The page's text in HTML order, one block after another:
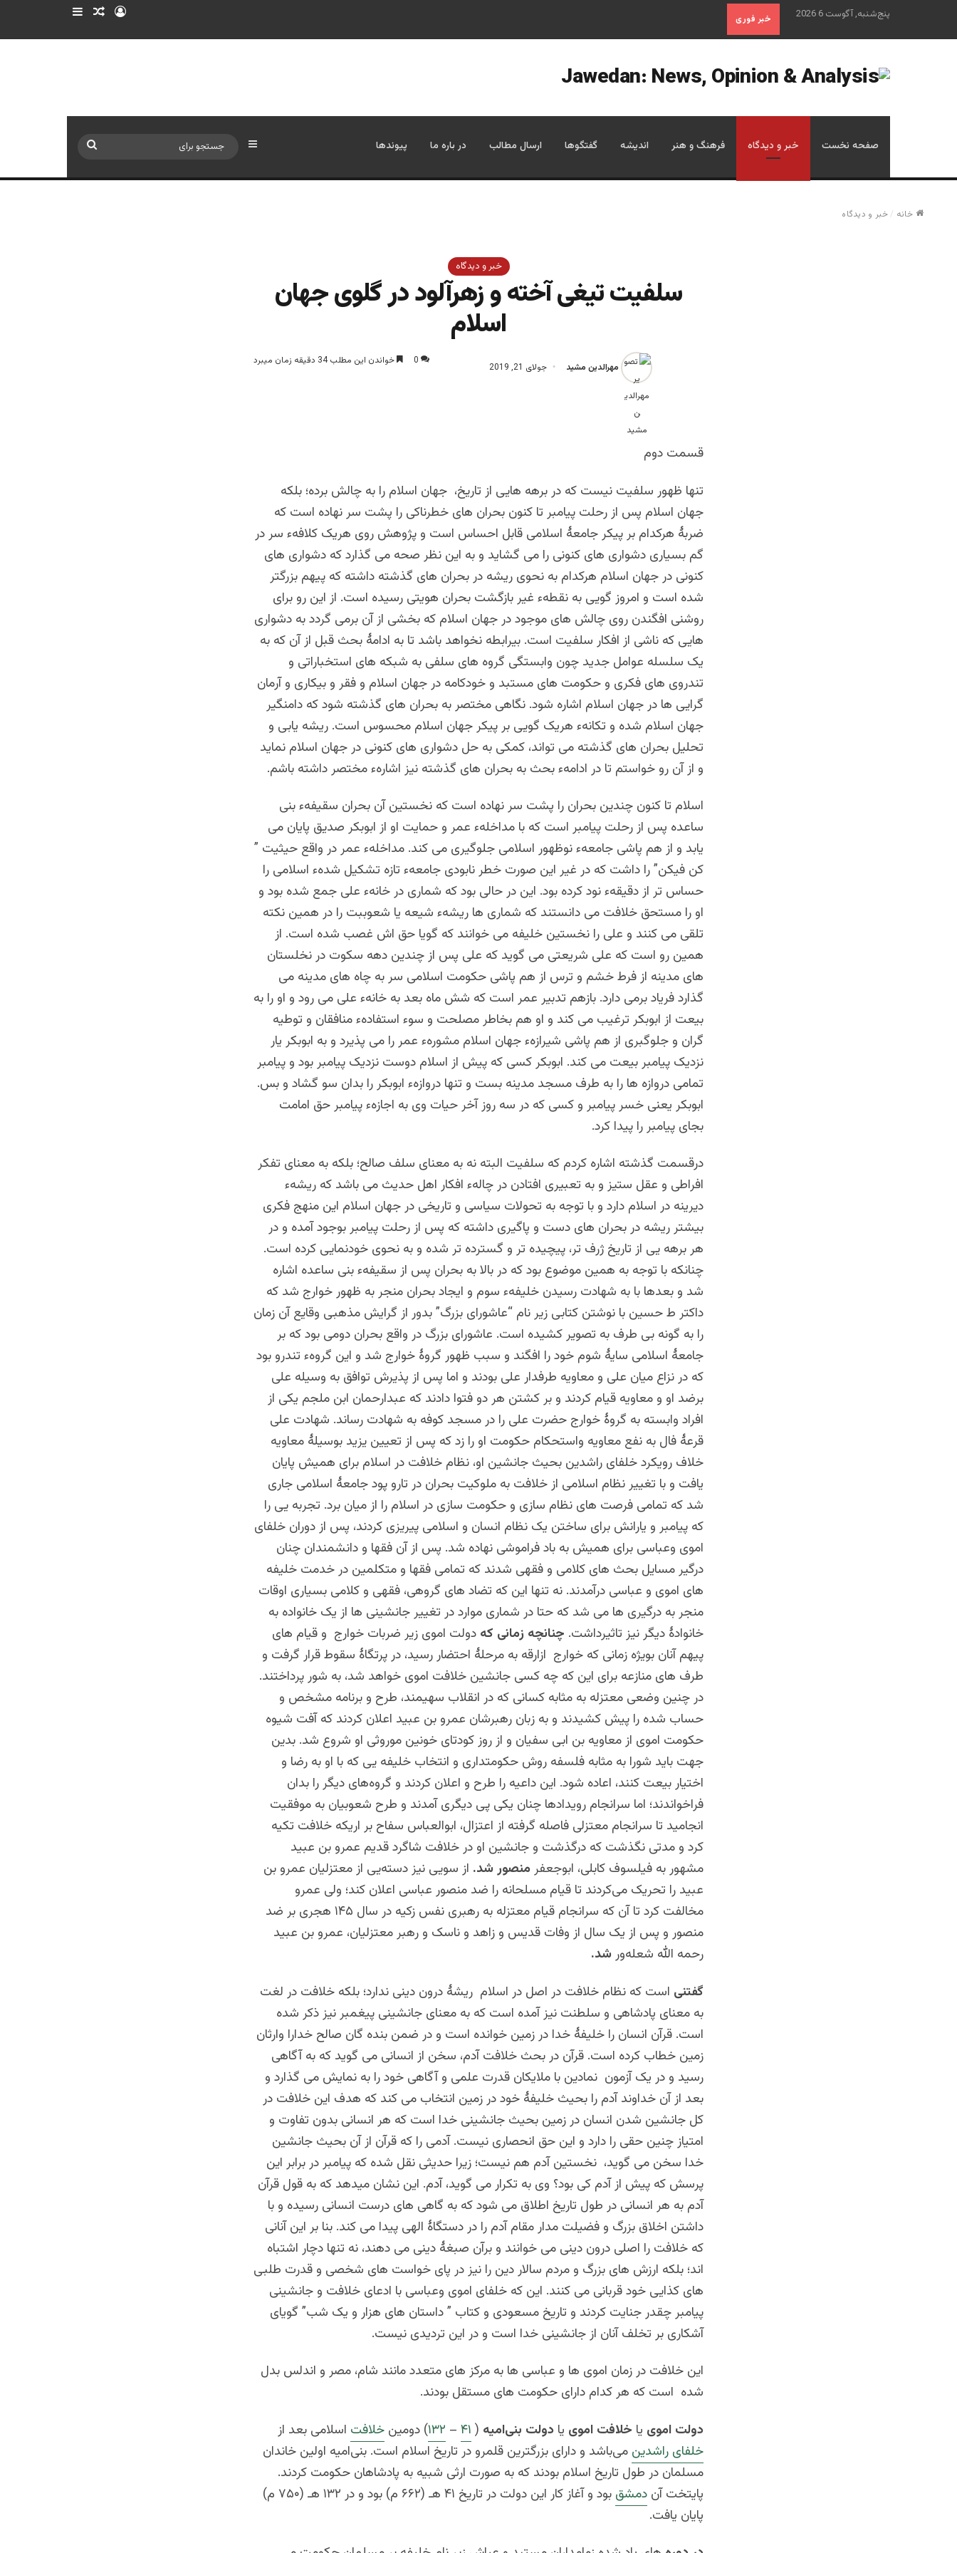
پنج‌شنبه, آگوست 6 2026 خبر فوری ورود نوشته تصادفی
صفحه نخست خبر و دیدگاه فرهنگ و هنر اندیشه گفتگوها ارسال مطالب در باره ما پیوندها سایدبار
خانه /خبر و دیدگاه
خبر و دیدگاه
سلفیت تیغی آخته و زهرآلود در گلوی جهان
اسلام
مهرالدین مشید جولای 21, 2019
0 خواندن این مطلب 34 دقیقه زمان میبرد
قسمت دوم
تنها ظهور سلفیت نیست که در برهه هایی از تاریخ، جهان اسلام را به چالش برده؛ بلکه
جهان اسلام پس از رحلت پیامبر تا کنون بحران های خطرناکی را پشت سر نهاده است که
ضربۀ هرکدام بر پیکر جامعۀ اسلامی قابل احساس است و پژوهش روی هریک کلافهء سر در
گم بسیاری دشواری های کنونی را می گشاید و به این نظر صحه می گذارد که دشواری های
کنونی در جهان اسلام هرکدام به نحوی ریشه در بحران های گذشته داشته که پیهم بزرگتر
شده است و امروز گویی به نقطهء غیر بازگشت بحران هویتی رسیده است. از این رو برای
روشنی افگندن روی چالش های موجود در جهان اسلام که بخشی از آن برمی گردد به دشواری
هایی که ناشی از افکار سلفیت است. بیرابطه نخواهد باشد تا به ادامۀ بحث قبل از آن که به
یک سلسله عوامل جدید چون وابستگی گروه های سلفی به شبکه های استخباراتی و
تندروی های فکری و حکومت های مستبد و خودکامه در جهان اسلام و فقر و بیکاری و آرمان
گرایی ها در جهان اسلام اشاره شود. نگاهی مختصر به بحران های گذشته شود که دامنگیر
جهان اسلام شده و تکانهء هریک گویی بر پیکر جهان اسلام محسوس است. ریشه یابی و
تحلیل بحران های گذشته می تواند، کمکی به حل دشواری های کنونی در جهان اسلام نماید
و از آن رو خواستم تا در ادامهء بحث به بحران های گذشته نیز اشارهء مختصر داشته باشم.
اسلام تا کنون چندین بحران را پشت سر نهاده است که نخستین آن بحران سقیفهء بنی
ساعده پس از رحلت پیامبر است که با مداخلهء عمر و حمایت او از ابوبکر صدیق پایان می
یابد و از هم پاشی جامعهء نوظهور اسلامی جلوگیری می کند. مداخلهء عمر در واقع حیثیت ”
کن فیکن” را داشت که در غیر این صورت خطر نابودی جامعهء تازه تشکیل شدهء اسلامی را
حساس تر از دقیقهء نود کرده بود. این در حالی بود که شماری در خانهء علی جمع شده بود و
او را مستحق خلافت می دانستند که شماری ها ریشهء شیعه یا شعوببت را در همین نکته
تلقی می کنند و علی را نخستین خلیفه می خوانند که گویا حق اش غصب شده است. از
همین رو است که علی شریعتی می گوید که علی پس از چندین دهه سکوت در نخلستان
های مدینه از فرط خشم و ترس از هم پاشی حکومت اسلامی سر به چاه های مدینه می
گذارد فریاد برمی دارد. بازهم تدبیر عمر است که شش ماه بعد به خانهء علی می رود و او را به
بیعت از ابوبکر ترغیب می کند و او هم بخاطر مصلحت و سوء استفادهء منافقان و توطیه
گران و جلوگبری از هم پاشی شیرازهء جهان اسلام مشورهء عمر را می پذیرد و به ابوبکر یار
نزدیک پیامبر بیعت می کند. ابوبکر کسی که پیش از اسلام دوست نزدیک پیامبر بود و پیامبر
تمامی دروازه ها را به طرف مسجد مدینه بست و تنها دروازهء ابوبکر را بدان سو گشاد و بس.
ابوبکر یعنی خسر پیامبر و کسی که در سه روز آخر حیات وی به اجازهء پیامبر حق امامت
بجای پیامبر را پیدا کرد.
درقسمت گذشته اشاره کردم که سلفیت البته نه به معنای سلف صالح؛ بلکه به معنای تفکر
افراطی و عقل ستیز و به تعبیری افتادن در چالهء افکار اهل حدیث می باشد که ریشهء
دیرینه در اسلام دارد و با توجه به تحولات سیاسی و تاریخی در جهان اسلام این منهج فکری
بیشتر ریشه در بحران های دست و پاگیری داشته که پس از رحلت پیامبر بوجود آمده و در
هر برهه یی از تاریخ ژرف تر، پیچیده تر و گسترده تر شده و به نحوی خودنمایی کرده است.
چنانکه با توجه به همین موضوع بود که در بالا به بحران پس از سقیفهء بنی ساعده اشاره
شد و بعدها با به شهادت رسیدن خلیفهء سوم و ایجاد بحران منجر به ظهور خوارج شد که
داکتر ط حسین با نوشتن کتابی زیر نام “عاشورای بزرگ” بدور از گرایش مذهبی وقایع آن زمان
را به گونه بی طرف به تصویر کشیده است. عاشورای بزرگ در واقع بحران دومی بود که بر
جامعۀ اسلامی سایۀ شوم خود را افگند و سبب ظهور گروۀ خوارج شد و این گروهء تندرو بود
که در نزاع میان علی و معاویه طرفدار علی بودند و اما پس از پذیرش توافق به وسیله علی
برضد او و معاویه قیام کردند و بر کشتن هر دو فتوا دادند که عبدارحمان ابن ملجم یکی از
افراد وابسته به گروۀ خوارج حضرت علی را در مسجد کوفه به شهادت رساند. شهادت علی
قرعۀ فال به نفع معاویه واستحکام حکومت او را زد که پس از تعیین یزید بوسیلۀ معاویه
خلاف رویکرد خلفای راشدین بحیث جانشین او، نظام خلافت در اسلام برای همیش پایان
یافت و با تغییر نظام اسلامی از خلافت به ملوکیت بحران در تارو پود جامعۀ اسلامی جاری
شد که تمامی فرصت های نظام سازی و حکومت سازی در اسلام را از میان برد. تجربه یی را
که پیامبر و یارانش برای ساختن یک نظام انسان و اسلامی پیریزی کردند، پس از دوران خلفای
اموی وعباسی برای همیش به باد فراموشی نهاده شد. پس از آن فقها و دانشمندان چنان
درگیر مسایل بحث های کلامی و فقهی شدند که تمامی فقها و متکلمین در خدمت خلیفه
های اموی و عباسی درآمدند. نه تنها این که تضاد های گروهی، فقهی و کلامی بسیاری اوقات
منجر به درگیری ها می شد که حتا در شماری موارد در تغییر جانشینی ها از یک خانواده به
خانوادۀ دیگر نیز تاثیرداشت. چنانچه زمانی که دولت اموی زیر ضربات خوارج و قیام های
پیهم آنان بویژه زمانی که خوارج ازارقه به مرحلۀ احتضار رسید، در پرتگاۀ سقوط قرار گرفت و
طرف های منازعه برای این که چه کسی جانشین خلافت اموی خواهد شد، به شور پرداختند.
در چنین وضعی معتزله به مثابه کسانی که در انقلاب سهیمند، طرح و برنامه مشخص و
حساب شده‌ را پیش کشیدند و به زبان رهبرشان عمرو بن عبید اعلان کردند که آفت شیوه
حکومت اموی از معاویه بن ابی سفیان و از روز کودتای خونین موروثی او شروع شد. بدین
جهت باید شورا به مثابه فلسفه روش حکومتداری و انتخاب خلیفه‌ یی که با او به رضا و
اختیار بیعت کنند، اعاده شود. این داعیه را طرح و اعلان کردند و گروه‌های دیگر را بدان
فراخواندند؛ اما سرانجام رویدادها چنان یکی پی دیگری آمدند و طرح شعوبیان به موفقیت
انجامید تا سرانجام معتزلی فاصله گرفته از اعتزال، ابوالعباس سفاح بر اریکه خلافت تکیه
کرد و مدتی نگذشت که درگذشت و جانشین او در خلافت شاگرد قدیم عمرو بن عبید
مشهور به فیلسوف کابلی، ابوجعفرمنصور شد. از سویی نیز دسته‌یی از معتزلیان عمرو بن
عبید را تحریک می‌کردند تا قیام مسلحانه را ضد منصور عباسی اعلان کند؛ ولی عمرو
مخالفت کرد تا آن که سرانجام قیام معتزله به رهبری نفس زکیه در سال ۱۴۵ هجری بر ضد
منصور و پس از یک سال از وفات قدیس و زاهد و ناسک و رهبر معتزلیان، عمرو بن عبید
رحمه الله شعله‌ور شد.
گفتنی است که نظام خلافت در اصل در اسلام ریشۀ درون دینی ندارد؛ بلکه خلافت در لغت
به معنای پادشاهی و سلطنت نیز آمده است که به معنای جانشینی پیغمبر نیز ذکر شده
است. قرآن انسان را خلیفۀ خدا در زمین خوانده است و در ضمن بنده گان صالح خدارا وارثان
زمین خطاب کرده است. قرآن در بحث خلافت آدم، سخن از انسانی می گوید که به آگاهی
رسید و در یک آزمون نمادین با ملایکان قدرت علمی و آگاهی خود را به نمایش می گذارد و
بعد از آن خداوند آدم را بحیث خلیفۀ خود در زمین انتخاب می کند که هدف این خلافت در
کل جانشین شدن انسان در زمین بحیث جانشینی خدا است که هر انسانی بدون تفاوت و
امتیاز چنین حقی را دارد و این حق انحصاری نیست. آدمی را که قرآن از آن بحیث جانشین
خدا سخن می گوید، نخستین آدم هم نیست؛ زیرا حدیثی نقل شده که پیامبر در برابر این
پرسش که پیش از آدم کی بود؟ وی به تکرار می گوید، آدم. این نشان میدهد که به قول قرآن
آدم به هر انسانی در طول تاریخ اطلاق می شود که به گاهی های درست انسانی رسیده و با
داشتن اخلاق بزرگ و فضیلت مدار مقام آدم را در دستگاۀ الهی پیدا می کند. بنا بر این آنانی
که خلافت را اصلی درون دینی می خوانند و برآن صبغۀ دینی می دهند، نه تنها دچار اشتباه
اند؛ بلکه ارزش های بزرگ و مردم سالار دین را نیز در پای خواست های شخصی و قدرت طلبی
های کذایی خود قربانی می کنند. این که خلفای اموی وعباسی با ادعای خلافت و جانشینی
پیامبر چقدر جنایت کردند و تاریخ مسعودی و کتاب ” داستان های هزار و یک شب” گویای
آشکاری بر تخلف آنان از جانشینی خدا است و در این تردیدی نیست.
این خلافت در زمان اموی ها و عباسی ها به مرکز های متعدد مانند شام، مصر و اندلس بدل
شده است که هر کدام دارای حکومت های مستقل بودند.
دولت اموی یا خلافت اموی یا دولت بنی‌امیه ( ۴۱ – ۱۳۲) دومین خلافت اسلامی بعد از
خلفای راشدین می‌باشد و دارای بزرگترین قلمرو در تاریخ اسلام است. بنی‌امیه اولین خاندان
مسلمان در طول تاریخ اسلام بودند که به صورت ارثی شبیه به پادشاهان حکومت کردند.
پایتخت آن دمشق
بود و آغاز کار این دولت در تاریخ ۴۱ هـ (۶۶۲ م) بود و در ۱۳۲ هـ (۷۵۰ م)
پایان یافت.